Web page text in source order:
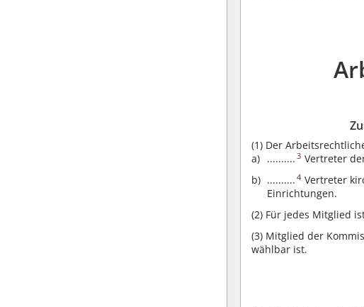
(1) Der
.......... 3 Vertreter
.......... 4 Vertreter
Einrichtungen.
(2) Für jedes Mitglied
(3) Mitglied der
wählbar ist.